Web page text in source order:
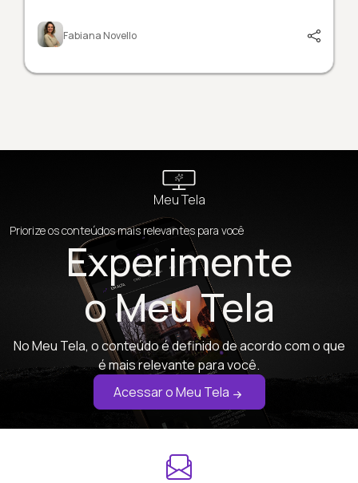
Fabiana Novello
Meu Tela
Priorize os conteúdos mais relevantes para você
Experimente
o Meu Tela
No Meu Tela, o conteúdo é definido de acordo com o que
é mais relevante para você.
Acessar o Meu Tela